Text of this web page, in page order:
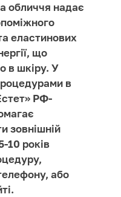
обличчя надає
еластинових
що
в шкіру. У
в
РФ-
зовнішній
10 років
або